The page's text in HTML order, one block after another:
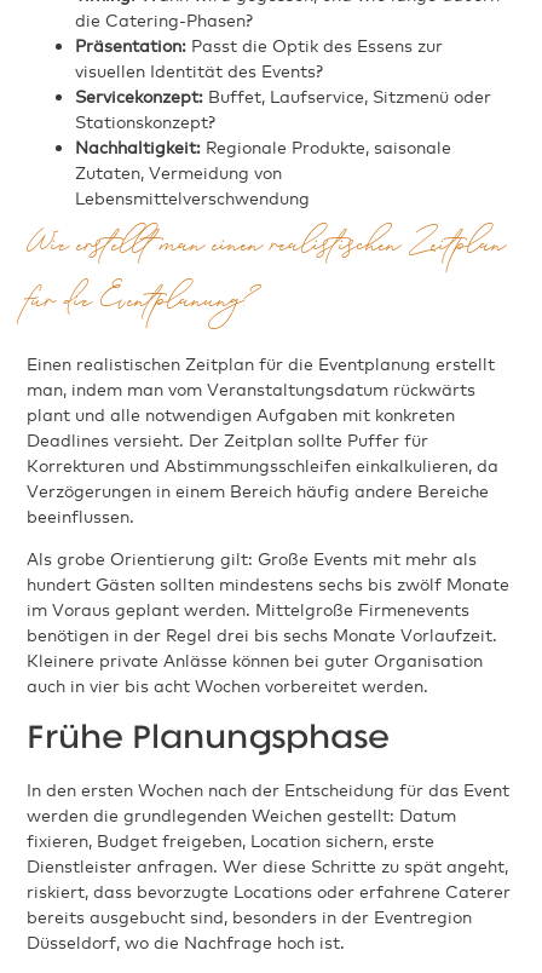
die Catering-Phasen?
Präsentation: Passt die Optik des Essens zur
visuellen Identität des Events?
Servicekonzept: Buffet, Laufservice, Sitzmenü oder
Stationskonzept?
Nachhaltigkeit: Regionale Produkte, saisonale
Zutaten, Vermeidung von
Lebensmittelverschwendung
Wie erstellt man einen realistischen Zeitplan
für die Eventplanung?
Einen realistischen Zeitplan für die Eventplanung erstellt
man, indem man vom Veranstaltungsdatum rückwärts
plant und alle notwendigen Aufgaben mit konkreten
Deadlines versieht. Der Zeitplan sollte Puffer für
Korrekturen und Abstimmungsschleifen einkalkulieren, da
Verzögerungen in einem Bereich häufig andere Bereiche
beeinflussen.
Als grobe Orientierung gilt: Große Events mit mehr als
hundert Gästen sollten mindestens sechs bis zwölf Monate
im Voraus geplant werden. Mittelgroße Firmenevents
benötigen in der Regel drei bis sechs Monate Vorlaufzeit.
Kleinere private Anlässe können bei guter Organisation
auch in vier bis acht Wochen vorbereitet werden.
Frühe Planungsphase
In den ersten Wochen nach der Entscheidung für das Event
werden die grundlegenden Weichen gestellt: Datum
fixieren, Budget freigeben, Location sichern, erste
Dienstleister anfragen. Wer diese Schritte zu spät angeht,
riskiert, dass bevorzugte Locations oder erfahrene Caterer
bereits ausgebucht sind, besonders in der Eventregion
Düsseldorf, wo die Nachfrage hoch ist.